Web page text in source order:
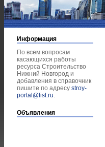
Информация
По всем вопросам
касающихся работы
ресурса Строительство
Нижний Новгород и
добавления в справочник
пишите по адресу stroy-
portal@list.ru.
Объявления